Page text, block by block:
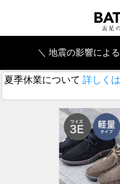
＼ 地震の影響によ
夏季休業について 詳しく